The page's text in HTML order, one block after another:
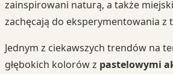
zainspirowani naturą, a także
zachęcają do eksperymentowania z
Jednym z ciekawszych trendów na
głębokich kolorów z pastelowymi